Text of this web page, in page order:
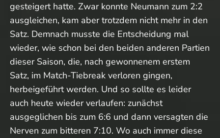
gesteigert hatte. Zwar konnte Neumann zum 2:2
ausgleichen, kam aber trotzdem nicht mehr in den
Satz. Demnach musste die Entscheidung mal
wieder, wie schon bei den beiden anderen Partien
dieser Saison, die, nach gewonnenem erstem
Satz, im Match-Tiebreak verloren gingen,
herbeigeführt werden. Und so sollte es leider
auch heute wieder verlaufen: zunächst
ausgeglichen bis zum 6:6 und dann versagten die
Nerven zum bitteren 7:10. Wo auch immer diese